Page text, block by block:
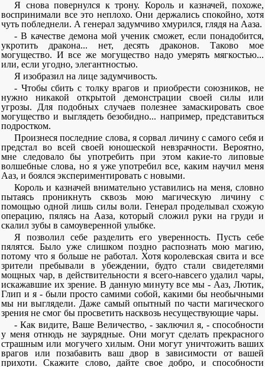
Я снова повернулся к трону. Король и казначей, похоже,
воспринимали все это неплохо. Они держались спокойно, хотя
чуть побледнели. А генерал задумчиво хмурился, глядя на Ааза.
- В качестве демона мой ученик сможет, если понадобится,
укротить дракона... нет, десять драконов. Таково мое
могущество. И все же могущество надо умерять мягкостью...
или, если угодно, элегантностью.
Я изобразил на лице задумчивость.
- Чтобы сбить с толку врагов и приобрести союзников, не
нужно никакой открытой демонстрации своей силы или
угрозы. Для подобных случаев полезнее замаскировать свое
могущество и выглядеть безобидно... например, представиться
подростком.
Произнеся последние слова, я сорвал личину с самого себя и
предстал во всей своей юношеской невзрачности. Вероятно,
мне следовало бы употребить при этом какие-то липовые
волшебные слова, но я уже употребил все, каким научил меня
Ааз, и боялся экспериментировать с новыми.
Король и казначей внимательно уставились на меня, словно
пытаясь проникнуть сквозь мою магическую личину с
помощью одной лишь силы воли. Генерал проделывал схожую
операцию, пялясь на Ааза, который сложил руки на груди и
скалил зубы в самоуверенной улыбке.
Я позволил себе разделить его уверенность. Пусть себе
пялятся. Было уже слишком поздно распознать мою магию,
потому что я больше не работал. Хотя королевская свита и все
зрители пребывали в убеждении, будто стали свидетелями
мощных чар, в действительности я всего-навсего удалил чары,
искажавшие их зрение. В данную минуту все мы - Ааз, Лютик,
Глип и я - были просто самими собой, какими бы необычными
мы ни выглядели. Даже самый опытный по части магического
зрения не смог бы просветить насквозь несуществующие чары.
- Как видите, Ваше Величество, - заключил я, - способности
у меня отнюдь не заурядные. Они могут сделать прекрасного
страшным или могучего хилым. Они могут уничтожить ваших
врагов или позабавить ваш двор в зависимости от вашей
прихоти. Скажите слово, дайте свое добро, и способности